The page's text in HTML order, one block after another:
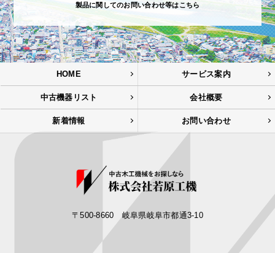
製品に関してのお問い合わせ等はこちら
HOME サービス案内
中古機器リスト 会社概要
新着情報 お問い合わせ
〒500-8660 岐阜県岐阜市都通3-10